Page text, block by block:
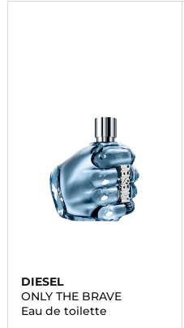
DIESEL
ONLY THE BRAVE
Eau de toilette